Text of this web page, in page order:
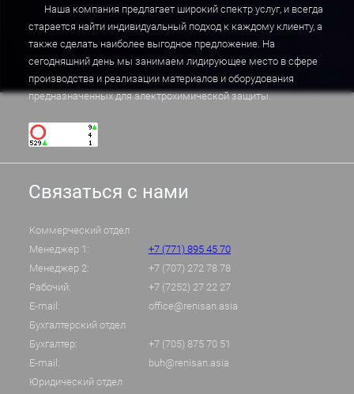
Наша компания предлагает широкий спектр услуг, и всегда
старается найти индивидуальный подход к каждому клиенту, а
также сделать наиболее выгодное предложение. На
сегодняшний день мы занимаем лидирующее место в сфере
производства и реализации материалов и оборудования
предназначенных для электрохимической защиты.
Связаться с нами
Коммерческий отдел
Менеджер 1:
+7 (771) 895 45 70
Менеджер 2:
+7 (707) 272 78 78
Рабочий:
+7 (7252) 27 22 27
E-mail:
office@renisan.asia
Бухгалтерский отдел
Бухгалтер:
+7 (705) 875 70 51
E-mail:
buh@renisan.asia
Юридический отдел